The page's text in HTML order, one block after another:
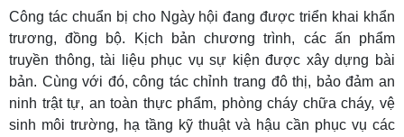
Công tác chuẩn bị cho Ngày hội đang được triển khai khẩn
trương, đồng bộ. Kịch bản chương trình, các ấn phẩm
truyền thông, tài liệu phục vụ sự kiện được xây dựng bài
bản. Cùng với đó, công tác chỉnh trang đô thị, bảo đảm an
ninh trật tự, an toàn thực phẩm, phòng cháy chữa cháy, vệ
sinh môi trường, hạ tầng kỹ thuật và hậu cần phục vụ các